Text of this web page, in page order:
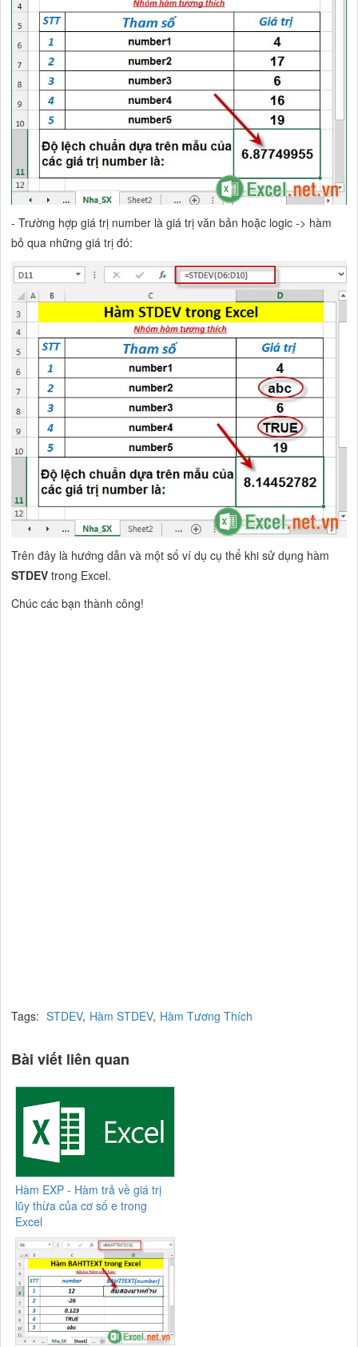
- Trường hợp giá trị number là giá trị văn bản hoặc logic -> hàm
bỏ qua những giá trị đó:
Trên đây là hướng dẫn và một số ví dụ cụ thể khi sử dụng hàm
STDEV trong Excel.
Chúc các bạn thành công!
Tags: STDEV, Hàm STDEV, Hàm Tương Thích
Bài viết liên quan
Hàm EXP - Hàm trả về giá trị
lũy thừa của cơ số e trong
Excel